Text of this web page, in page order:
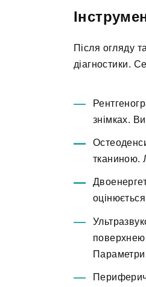
Після огляду
діагностики.
знімках.
тканиною.
поверхнею
Параметри